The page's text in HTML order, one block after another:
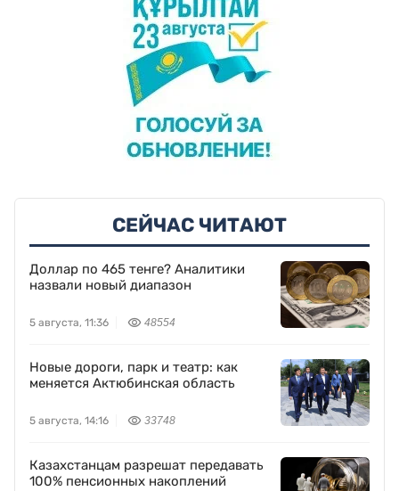
СЕЙЧАС ЧИТАЮТ
Доллар по 465 тенге? Аналитики
назвали новый диапазон
5 августа, 11:36 48554
Новые дороги, парк и театр: как
меняется Актюбинская область
5 августа, 14:16 33748
Казахстанцам разрешат передавать
100% пенсионных накоплений